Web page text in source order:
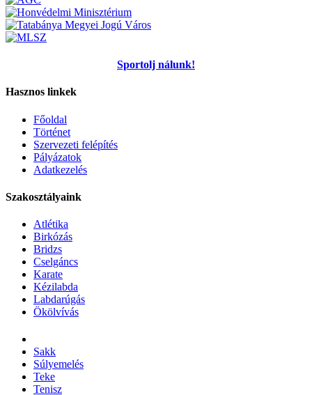
Sportolj nálunk!
Hasznos linkek
Főoldal
Történet
Szervezeti felépítés
Pályázatok
Adatkezelés
Szakosztályaink
Atlétika
Birkózás
Bridzs
Cselgáncs
Karate
Kézilabda
Labdarúgás
Ökölvívás
Sakk
Súlyemelés
Teke
Tenisz